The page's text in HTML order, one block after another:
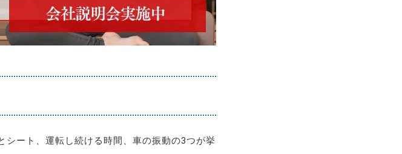
ート、運転し続ける時間、車の振動の3つが挙